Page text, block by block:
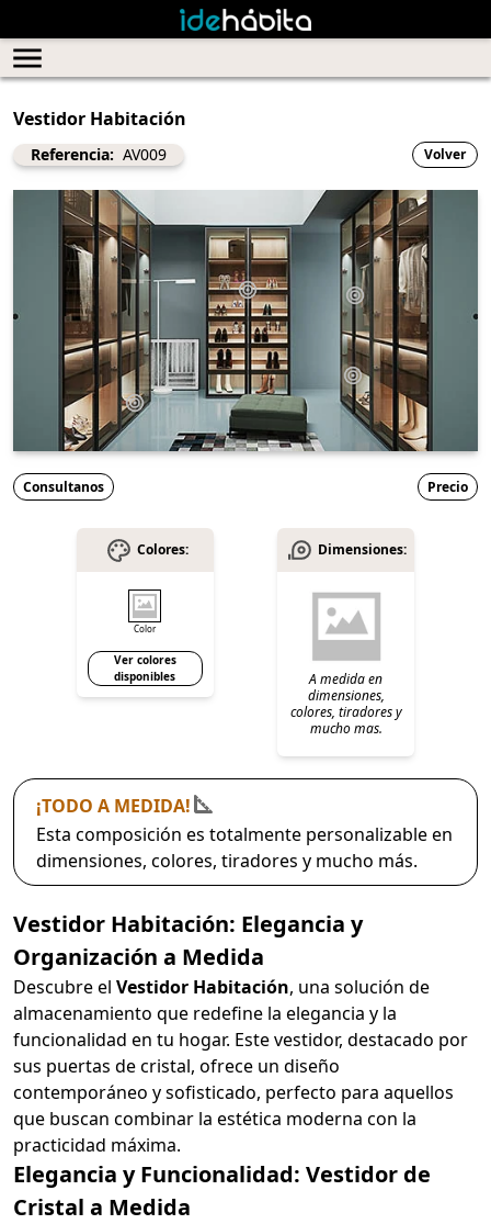
Vestidor Habitación
Referencia: AV009 Volver
Consultanos Precio
Colores:
Color
Ver colores
disponibles
Dimensiones:
A medida en
dimensiones,
colores, tiradores y
mucho mas.
¡TODO A MEDIDA!
Esta composición es totalmente personalizable en
dimensiones, colores, tiradores y mucho más.
Vestidor Habitación: Elegancia y
Organización a Medida
Descubre el Vestidor Habitación, una solución de
almacenamiento que redefine la elegancia y la
funcionalidad en tu hogar. Este vestidor, destacado por
sus puertas de cristal, ofrece un diseño
contemporáneo y sofisticado, perfecto para aquellos
que buscan combinar la estética moderna con la
practicidad máxima.
Elegancia y Funcionalidad: Vestidor de
Cristal a Medida